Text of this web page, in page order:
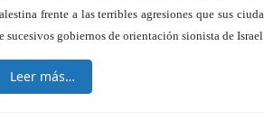
frente a las terribles agresiones que sus
sucesivos gobiernos de orientación sionista de
Leer más…